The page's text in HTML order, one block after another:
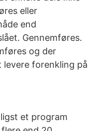
eller
end
Gennemføres.
og der
forenkling på
et program